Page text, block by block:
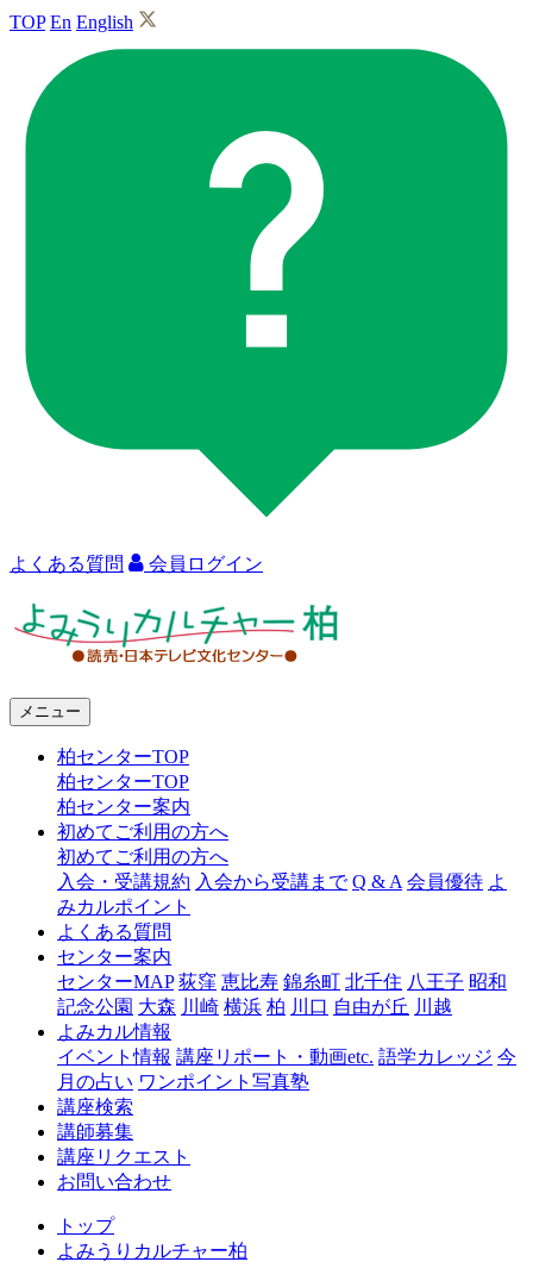
TOP En English
よくある質問 会員ログイン
ャ
メニュー
柏センターTOP
柏センターTOP
柏センター案内
初めてご利用の方へ
初めてご利用の方へ
入会・受講規約 入会から受講まで Q & A 会員優待 よ
みカルポイント
よくある質問
センター案内
センターMAP 荻窪 恵比寿 錦糸町 北千住 八王子 昭和
記念公園 大森 川崎 横浜 柏 川口 自由が丘 川越
よみカル情報
イベント情報 講座リポート・動画etc. 語学カレッジ 今
月の占い ワンポイント写真塾
講座検索
講師募集
講座リクエスト
お問い合わせ
トップ
よみうりカルチャー柏